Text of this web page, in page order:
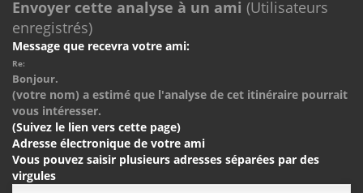
Envoyer cette analyse à un ami (Utilisateurs
enregistrés)
Message que recevra votre ami:
Re:
Bonjour.
(votre nom) a estimé que l'analyse de cet itinéraire pourrait
vous intéresser.
(Suivez le lien vers cette page)
Adresse électronique de votre ami
Vous pouvez saisir plusieurs adresses séparées par des
virgules